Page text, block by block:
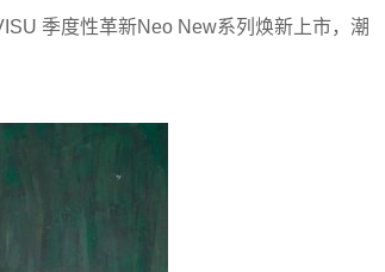
季度性革新Neo New系列焕新上市，潮